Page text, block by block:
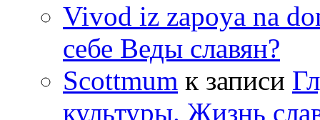
Vivod iz zapoya na
себе Веды славян?
Scottmum к записи
культуры. Жизнь